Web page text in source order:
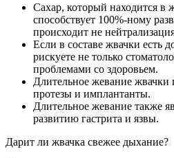
Сахар, который находится в
способствует 100%-ному
происходит не
Если в составе жвачки есть
рискуете не только
проблемами со здоровьем.
Длительное жевание
протезы и имплантанты.
Длительное жевание также
развитию гастрита и язвы.
Дарит ли жвачка свежее дыхание?